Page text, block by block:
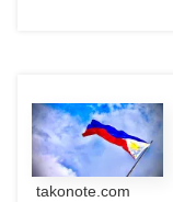
takonote.com